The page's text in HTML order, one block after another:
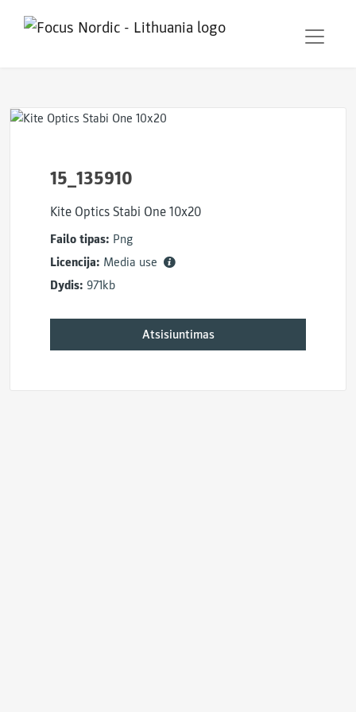
15_135910
Kite Optics Stabi One 10x20
Failo tipas: Png
Licencija: Media use
Dydis: 971kb
Atsisiuntimas